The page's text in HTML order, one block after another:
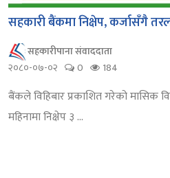
सहकारी बैंकमा निक्षेप, कर्जासँगै
सहकारीपाना संवाददाता
२०८०-०७-०२
0 184
बैंकले विहिबार प्रकाशित गरेको मासिक
महिनामा निक्षेप ३ ...